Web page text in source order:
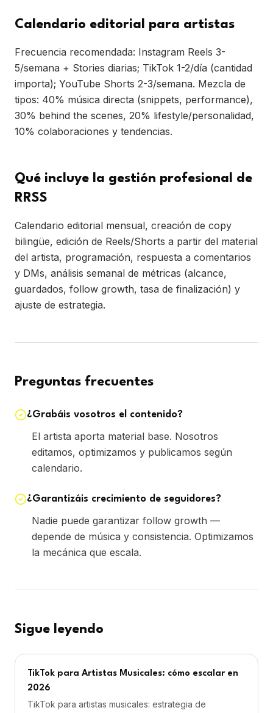
Calendario editorial para artistas
Frecuencia recomendada: Instagram Reels 3-
5/semana + Stories diarias; TikTok 1-2/día (cantidad
importa); YouTube Shorts 2-3/semana. Mezcla de
tipos: 40% música directa (snippets, performance),
30% behind the scenes, 20% lifestyle/personalidad,
10% colaboraciones y tendencias.
Qué incluye la gestión profesional de
RRSS
Calendario editorial mensual, creación de copy
bilingüe, edición de Reels/Shorts a partir del material
del artista, programación, respuesta a comentarios
y DMs, análisis semanal de métricas (alcance,
guardados, follow growth, tasa de finalización) y
ajuste de estrategia.
Preguntas frecuentes
¿Grabáis vosotros el contenido?
El artista aporta material base. Nosotros
editamos, optimizamos y publicamos según
calendario.
¿Garantizáis crecimiento de seguidores?
Nadie puede garantizar follow growth —
depende de música y consistencia. Optimizamos
la mecánica que escala.
Sigue leyendo
TikTok para Artistas Musicales: cómo escalar en
2026
TikTok para artistas musicales: estrategia de